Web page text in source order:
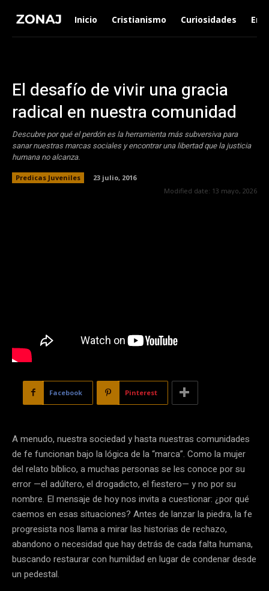
Inicio Cristianismo Curiosidades
El desafío de vivir una gracia
radical en nuestra comunidad
Descubre por qué el perdón es la herramienta más subversiva para
sanar nuestras marcas sociales y encontrar una libertad que la justicia
humana no alcanza.
Predicas Juveniles
23 julio, 2016
Modified date: 13 mayo, 2026
Facebook Pinterest
A menudo, nuestra sociedad y hasta nuestras comunidades
de fe funcionan bajo la lógica de la “marca”. Como la mujer
del relato bíblico, a muchas personas se les conoce por su
error —el adúltero, el drogadicto, el fiestero— y no por su
nombre. El mensaje de hoy nos invita a cuestionar: ¿por qué
caemos en esas situaciones? Antes de lanzar la piedra, la fe
progresista nos llama a mirar las historias de rechazo,
abandono o necesidad que hay detrás de cada falta humana,
buscando restaurar con humildad en lugar de condenar desde
un pedestal.